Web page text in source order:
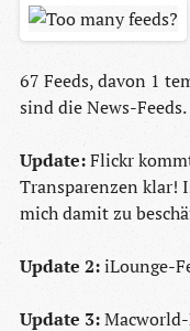
67 Feeds, davon 1
sind die News-
Update:Flickr
Transparenzen klar!
mich damit zu
Update 2:iLounge-
Update 3: